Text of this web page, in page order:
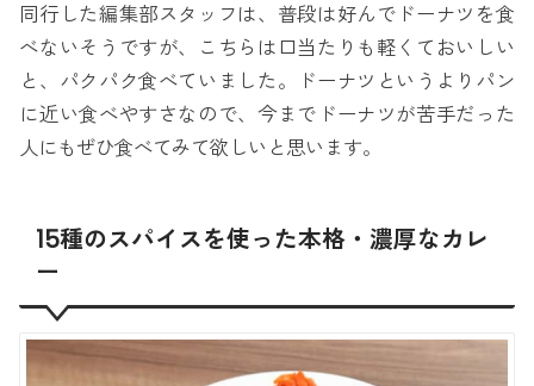
同行した編集部スタッフは、普段は好んでドーナツを食
べないそうですが、こちらは口当たりも軽くておいしい
と、パクパク食べていました。ドーナツというよりパン
に近い食べやすさなので、今までドーナツが苦手だった
人にもぜひ食べてみて欲しいと思います。
15種のスパイスを使った本格・濃厚なカレ
ー